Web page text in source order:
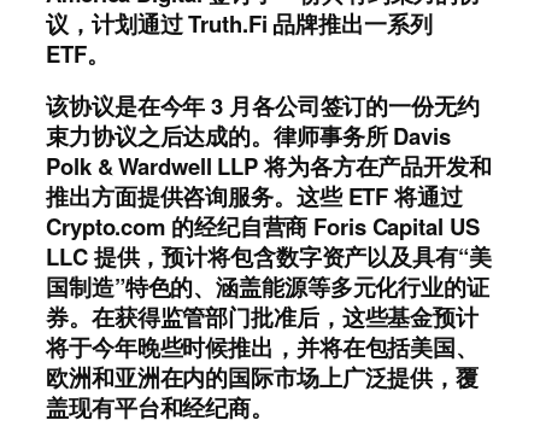
议，计划通过 Truth.Fi 品牌推出一系列
ETF。
该协议是在今年 3 月各公司签订的一份无约
束力协议之后达成的。律师事务所 Davis
Polk & Wardwell LLP 将为各方在产品开发和
推出方面提供咨询服务。这些 ETF 将通过
Crypto.com 的经纪自营商 Foris Capital US
LLC 提供，预计将包含数字资产以及具有“美
国制造”特色的、涵盖能源等多元化行业的证
券。在获得监管部门批准后，这些基金预计
将于今年晚些时候推出，并将在包括美国、
欧洲和亚洲在内的国际市场上广泛提供，覆
盖现有平台和经纪商。